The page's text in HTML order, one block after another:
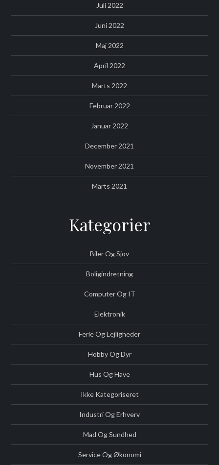
Juli 2022
Juni 2022
Maj 2022
April 2022
Marts 2022
Februar 2022
Januar 2022
December 2021
November 2021
Marts 2021
Kategorier
Biler Og Sjov
Boligindretning
Computer Og IT
Elektronik
Ferie Og Lejligheder
Hobby Og Dyr
Hus Og Have
Ikke Kategoriseret
Industri Og Erhverv
Mad Og Sundhed
Service Og Økonomi